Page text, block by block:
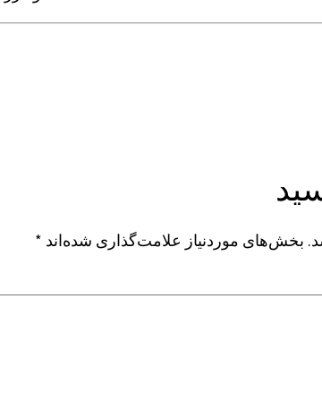
بخش‌های موردنیاز علامت‌گذاری شده‌اند *